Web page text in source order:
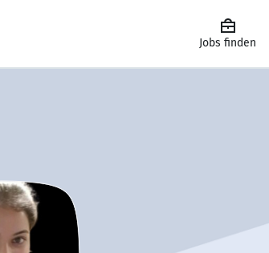
Jobs finden